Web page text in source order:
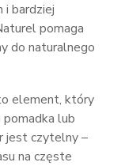
i bardziej
pomaga
do naturalnego
element, który
pomadka lub
jest czytelny –
na częste